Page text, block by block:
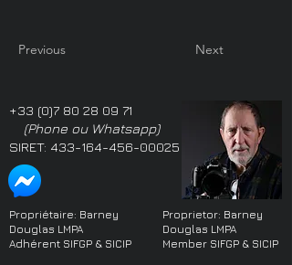
Previous Next
+33 (0)7 80 28 09 71
(Phone ou Whatsapp)
SIRET: 433-164-456-00025
Propriétaire: Barney
Douglas LMPA
Adhérent SIFGP & SICIP
Proprietor: Barney
Douglas LMPA
Member SIFGP & SICIP